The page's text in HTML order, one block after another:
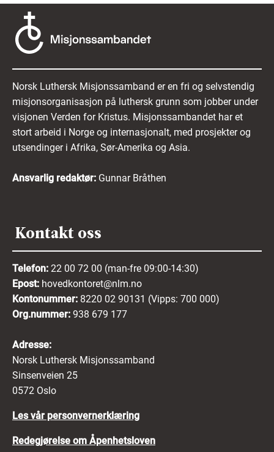
Norsk Luthersk Misjonssamband er en fri og selvstendig
misjonsorganisasjon på luthersk grunn som jobber under
visjonen Verden for Kristus. Misjonssambandet har et
stort arbeid i Norge og internasjonalt, med prosjekter og
utsendinger i Afrika, Sør-Amerika og Asia.
Ansvarlig redaktør: Gunnar Bråthen
Kontakt oss
Telefon: 22 00 72 00 (man-fre 09:00-14:30)
Epost: hovedkontoret@nlm.no
Kontonummer: 8220 02 90131 (Vipps: 700 000)
Org.nummer: 938 679 177
Adresse:
Norsk Luthersk Misjonssamband
Sinsenveien 25
0572 Oslo
Les vår personvernerklæring
Redegjørelse om Åpenhetsloven